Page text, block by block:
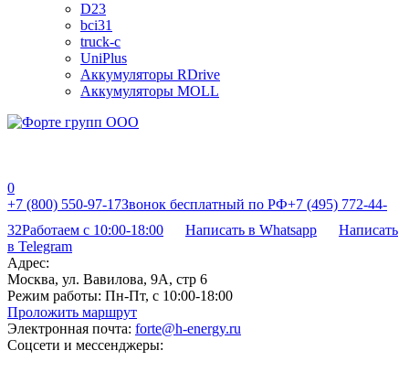
D23
bci31
truck-c
UniPlus
Аккумуляторы RDrive
Аккумуляторы MOLL
0
+7 (800) 550-97-17Звонок бесплатный по РФ+7 (495) 772-44-
32Работаем с 10:00-18:00 Написать в Whatsapp
Написать
в Telegram
Адрес:
Москва, ул. Вавилова, 9А, стр 6
Режим работы: Пн-Пт, с 10:00-18:00
Проложить маршрут
Электронная почта: forte@h-energy.ru
Соцсети и мессенджеры: